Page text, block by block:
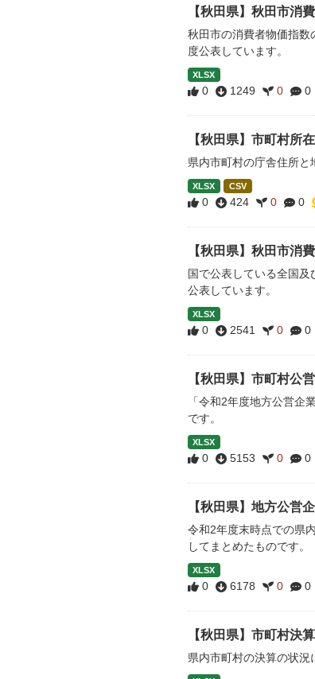
【秋田県】秋田市消
秋田市の消費者物価指数
度公表しています。
XLSX
0 1249 0 0
【秋田県】市町村所
県内市町村の庁舎住所と
XLSX CSV
0 424 0 0
【秋田県】秋田市消
国で公表している全国
公表しています。
XLSX
0 2541 0 0
【秋田県】市町村公
「令和2年度地方公営企
です。
XLSX
0 5153 0 0
【秋田県】地方公営
令和2年度末時点での県
してまとめたものです。
XLSX
0 6178 0 0
【秋田県】市町村決
県内市町村の決算の状況